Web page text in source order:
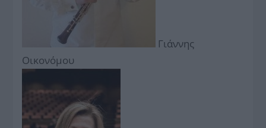
Γιάννης
Οικονόμου